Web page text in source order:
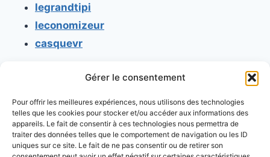
Gérer le consentement
Pour offrir les meilleures expériences, nous utilisons des technologies
telles que les cookies pour stocker et/ou accéder aux informations des
appareils. Le fait de consentir à ces technologies nous permettra de
traiter des données telles que le comportement de navigation ou les ID
uniques sur ce site. Le fait de ne pas consentir ou de retirer son
legrandtipi
leconomizeur
casquevr
Mentions légales
Conditions générales d'utilisation
Conditions générales de vente